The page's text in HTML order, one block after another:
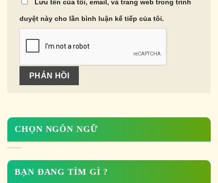
Lưu tên của tôi, email, và trang web trong trình
duyệt này cho lần bình luận kế tiếp của tôi.
CHỌN NGÔN NGỮ
BẠN ĐANG TÌM GÌ ?